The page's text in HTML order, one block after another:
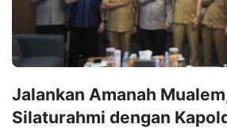
Jalankan Amanah
Silaturahmi dengan